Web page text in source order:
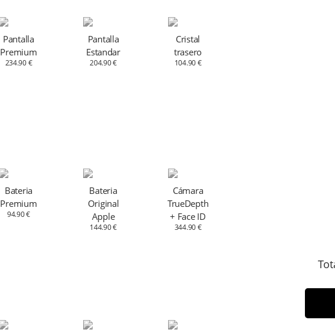
Pantalla
Premium
234.90 €
Pantalla
Estandar
204.90 €
Cristal
trasero
104.90 €
Bateria
Premium
94.90 €
Bateria
Original
Apple
144.90 €
Cámara
TrueDepth
+ Face ID
344.90 €